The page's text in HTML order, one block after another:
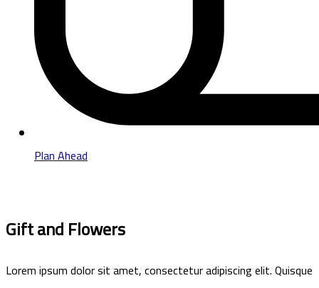
Plan Ahead
Gift and Flowers
Lorem ipsum dolor sit amet, consectetur adipiscing elit. Quisque